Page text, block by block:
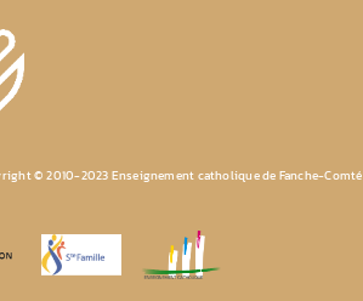
© 2010-2023 Enseignement catholique de Fanche-Comté